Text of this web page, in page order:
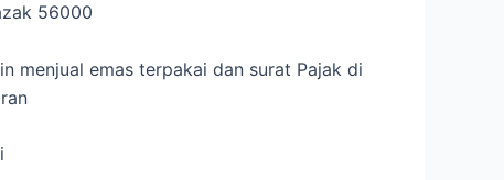
56000
menjual emas terpakai dan surat Pajak di